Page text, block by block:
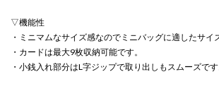
▽機能性
・ミニマムなサイズ感なのでミニバッグに適したサイ
・カードは最大9枚収納可能です。
・小銭入れ部分はL字ジップで取り出しもスムーズです